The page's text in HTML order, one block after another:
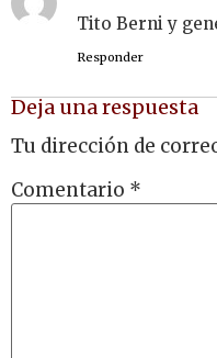
Tito Berni y
Responder
Deja una respuesta
Tu dirección de
Comentario *